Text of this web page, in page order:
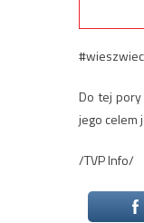
Do tej pory
jego celem
/TVP Info/